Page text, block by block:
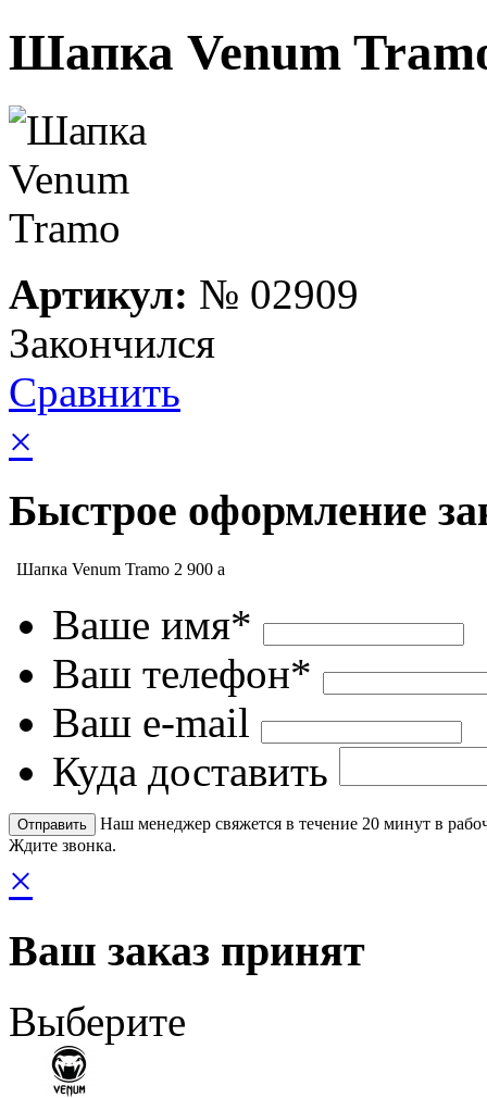
Шапка Venum
Артикул: № 02909
Закончился
Сравнить
×
Быстрое оформление
Шапка Venum Tramo 2 900 a
Ваше имя*
Ваш телефон*
Ваш e-mail
Куда доставить
Наш менеджер свяжется в течение 20 минут в
Ждите звонка.
×
Ваш заказ принят
Выберите